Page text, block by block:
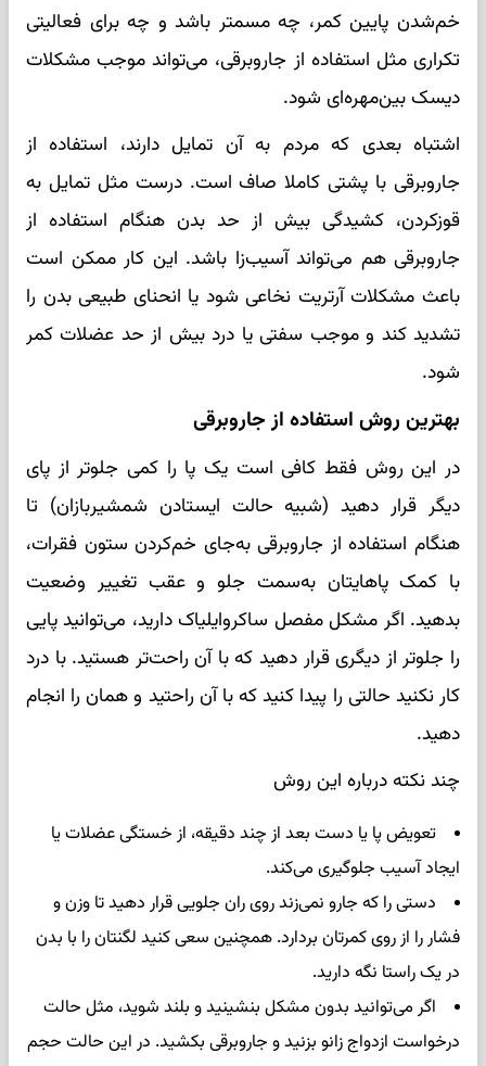
خم‌شدن پایین کمر، چه مسمتر باشد و چه برای فعالیتی
تکراری مثل استفاده از جاروبرقی، می‌تواند موجب مشکلات
دیسک بین‌مهره‌ای شود.
اشتباه بعدی که مردم به آن تمایل دارند، استفاده از
جاروبرقی با پشتی کاملا صاف است. درست مثل تمایل به
قوزکردن، کشیدگی بیش‌ از حد بدن هنگام استفاده از
جاروبرقی هم می‌تواند آسیب‌زا باشد. این کار ممکن است
باعث مشکلات آرتریت نخاعی شود یا انحنای طبیعی بدن را
تشدید کند و موجب سفتی یا درد بیش‌ از‌ حد عضلات کمر
شود.
بهترین روش استفاده از جاروبرقی
در این روش فقط کافی است یک پا را کمی جلوتر از پای
دیگر قرار دهید (شبیه حالت ایستادن شمشیربازان) تا
هنگام استفاده از جاروبرقی به‌جای خم‌کردن ستون فقرات،
با کمک پاهایتان به‌سمت جلو و عقب تغییر وضعیت
بدهید. اگر مشکل مفصل ساکروایلیاک دارید، می‌توانید پایی
را جلوتر از دیگری قرار دهید که با آن راحت‌تر هستید. با درد
کار نکنید حالتی را پیدا کنید که با آن راحتید و همان را انجام
دهید.
چند نکته درباره این روش
تعویض پا یا دست بعد از چند دقیقه، از خستگی عضلات یا
ایجاد آسیب جلوگیری می‌کند.
دستی را که جارو نمی‌زند روی ران جلویی قرار دهید تا وزن و
فشار را از روی کمرتان بردارد. همچنین سعی کنید لگنتان را با بدن
در یک راستا نگه دارید.
اگر می‌توانید بدون مشکل بنشینید و بلند شوید، مثل حالت
درخواست ازدواج زانو بزنید و جاروبرقی بکشید. در این حالت حجم